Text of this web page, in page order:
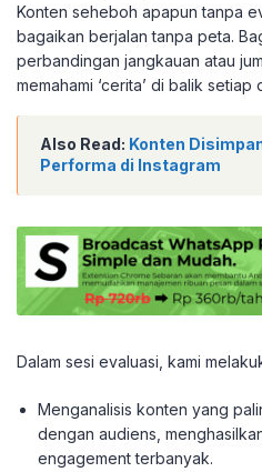
Konten seheboh apapun tanpa
bagaikan berjalan tanpa peta.
perbandingan jangkauan atau
memahami ‘cerita’ di balik setiap
Also Read: Konten
Performa di Instagram
Dalam sesi evaluasi, kami
Menganalisis konten yang
dengan audiens,
engagement terbanyak.